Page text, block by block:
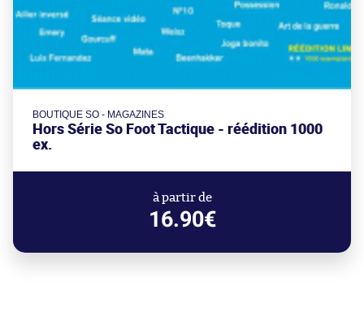
BOUTIQUE SO - MAGAZINES
Hors Série So Foot Tactique - réédition 1000
ex.
à partir de
16.90€